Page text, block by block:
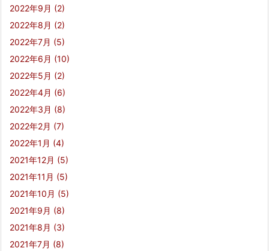
2022年9月 (2)
2022年8月 (2)
2022年7月 (5)
2022年6月 (10)
2022年5月 (2)
2022年4月 (6)
2022年3月 (8)
2022年2月 (7)
2022年1月 (4)
2021年12月 (5)
2021年11月 (5)
2021年10月 (5)
2021年9月 (8)
2021年8月 (3)
2021年7月 (8)